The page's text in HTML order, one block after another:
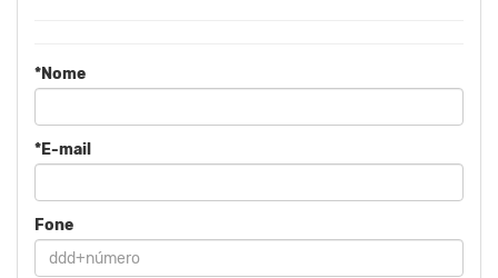
*Nome
*E-mail
Fone